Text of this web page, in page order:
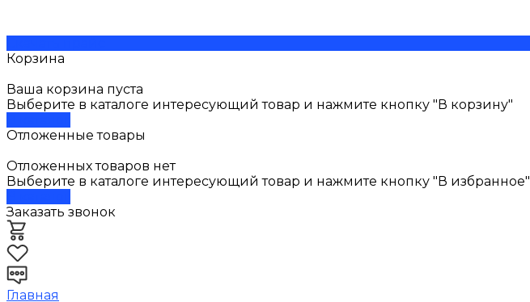
Корзина
Ваша корзина пуста
Выберите в каталоге интересующий товар и нажмите кнопку "В корзину"
Отложенные товары
Отложенных товаров нет
Выберите в каталоге интересующий товар и нажмите кнопку "В избранное"
Заказать звонок
Главная